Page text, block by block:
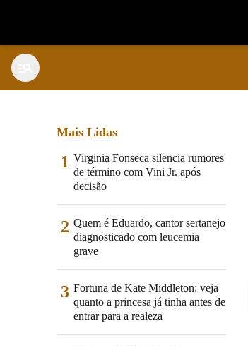
Mais Lidas
1 Virginia Fonseca silencia rumores
de término com Vini Jr. após
decisão
2 Quem é Eduardo, cantor sertanejo
diagnosticado com leucemia
grave
3 Fortuna de Kate Middleton: veja
quanto a princesa já tinha antes de
entrar para a realeza